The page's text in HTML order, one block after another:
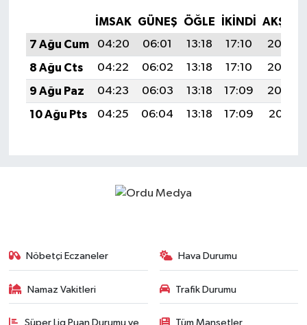
İMSAK GÜNEŞ ÖĞLE İKINDI
AKŞAM
7 Ağu Cum
04:20 06:01 13:18 17:10
20:24
8 Ağu Cts
04:22 06:02 13:18 17:10
20:23
9 Ağu Paz
04:23 06:03 13:18 17:09
20:22
10 Ağu Pts
04:25 06:04 13:18 17:09 20:21
Nöbetçi Eczaneler Hava Durumu
Namaz Vakitleri Trafik Durumu
Süper Lig Puan Durumu ve Tüm Manşetler